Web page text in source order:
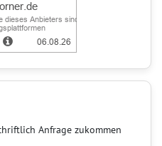
Anfrage zukommen